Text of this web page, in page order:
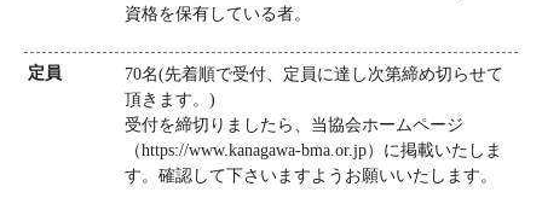
資格を保有している者。
定員
70名(先着順で受付、定員に達し次第締め切らせて
頂きます。)
受付を締切りましたら、当協会ホームページ
（https://www.kanagawa-bma.or.jp）に掲載いたしま
す。確認して下さいますようお願いいたします。